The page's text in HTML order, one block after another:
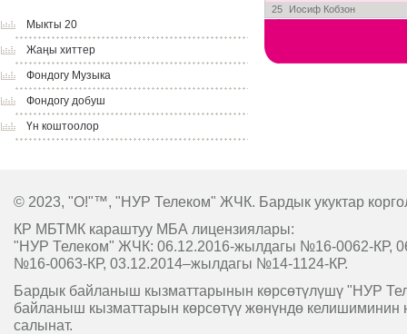
Мыкты 20
Жаңы хиттер
Фондогу Музыка
Фондогу добуш
Үн коштоолор
25
Иосиф Кобзон
© 2023, "O!"™, "НУР Телеком" ЖЧК. Бардык укуктар
КР МБТМК караштуу МБА лицензиялары:
"НУР Телеком" ЖЧК: 06.12.2016-жылдагы №16-0062-КР,
№16-0063-КР, 03.12.2014–жылдагы №14-1124-КР.
Бардык байланыш кызматтарынын көрсөтүлүшү "НУР
байланыш кызматтарын көрсөтүү жөнүндө келишиминин
салынат.